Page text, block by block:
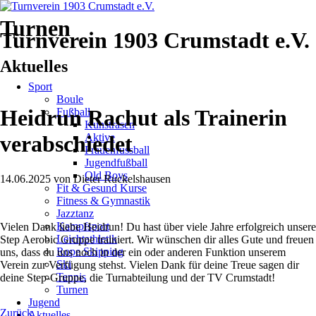
Turnverein 1903 Crumstadt e.V.
Navigation
überspringen
Sport
Boule
Fußball
Kunstrasen
Aktive
Frauenfussball
Jugendfußball
Old Boys
Fit & Gesund Kurse
Fitness & Gymnastik
Jazztanz
Kampfsport
Leichtathletik
Rope Skipping
Ski
Tennis
Turnen
Jugend
Turnen
Aktuelles
Heidrun Rachut als Trainerin
verabschiedet
14.06.2025 von Dieter Ruckelshausen
Vielen Dank liebe Heidrun! Du hast über viele Jahre erfolgreich unsere
Step Aerobic Gruppe trainiert. Wir wünschen dir alles Gute und freuen
uns, dass du uns noch in der ein oder anderen Funktion unserem
Verein zur Verfügung stehst. Vielen Dank für deine Treue sagen dir
deine Step-Gruppe, die Turnabteilung und der TV Crumstadt!
Zurück